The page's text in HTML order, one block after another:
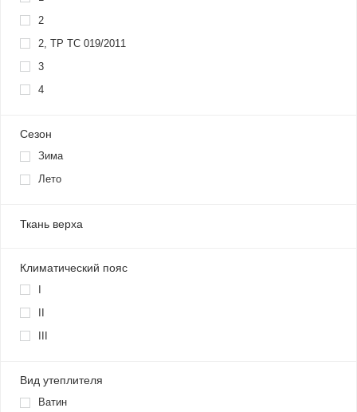
2
2, ТР ТС 019/2011
3
4
Сезон
Зима
Лето
Ткань верха
Климатический пояс
I
II
III
Вид утеплителя
Ватин